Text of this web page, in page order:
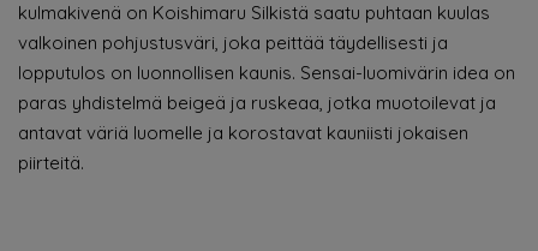
kulmakivenä on Koishimaru Silkistä saatu puhtaan kuulas
valkoinen pohjustusväri, joka peittää täydellisesti ja
lopputulos on luonnollisen kaunis. Sensai-luomivärin idea on
paras yhdistelmä beigeä ja ruskeaa, jotka muotoilevat ja
antavat väriä luomelle ja korostavat kauniisti jokaisen
piirteitä.